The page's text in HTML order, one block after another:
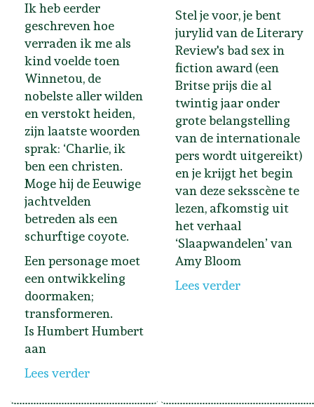
Ik heb eerder
geschreven hoe
verraden ik me als
kind voelde toen
Winnetou, de
nobelste aller wilden
en verstokt heiden,
zijn laatste woorden
sprak: ‘Charlie, ik
ben een christen.
Moge hij de Eeuwige
jachtvelden
betreden als een
schurftige coyote.
Een personage moet
een ontwikkeling
doormaken;
transformeren.
Is Humbert Humbert
aan
Lees verder
Stel je voor, je bent
jurylid van de Literary
Review's bad sex in
fiction award (een
Britse prijs die al
twintig jaar onder
grote belangstelling
van de internationale
pers wordt uitgereikt)
en je krijgt het begin
van deze seksscène te
lezen, afkomstig uit
het verhaal
‘Slaapwandelen’ van
Amy Bloom
Lees verder